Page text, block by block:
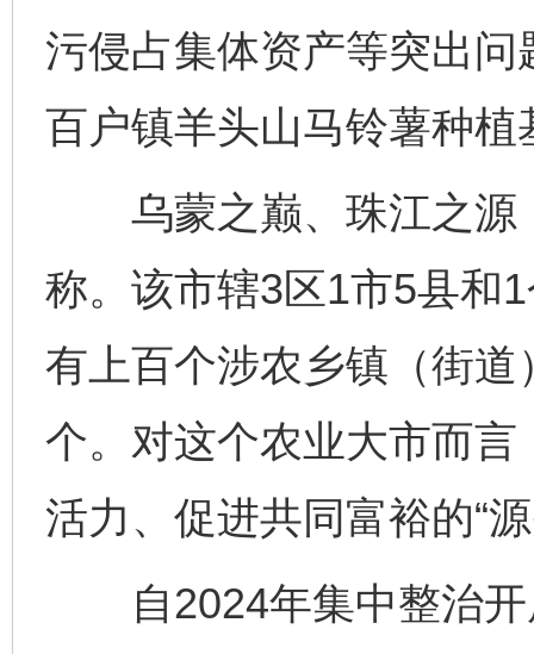
污侵占集体资产等突出
百户镇羊头山马铃薯种
乌蒙之巅、珠江之源
称。该市辖3区1市5县和
有上百个涉农乡镇（街
个。对这个农业大市而
活力、促进共同富裕的“
自2024年集中整治开